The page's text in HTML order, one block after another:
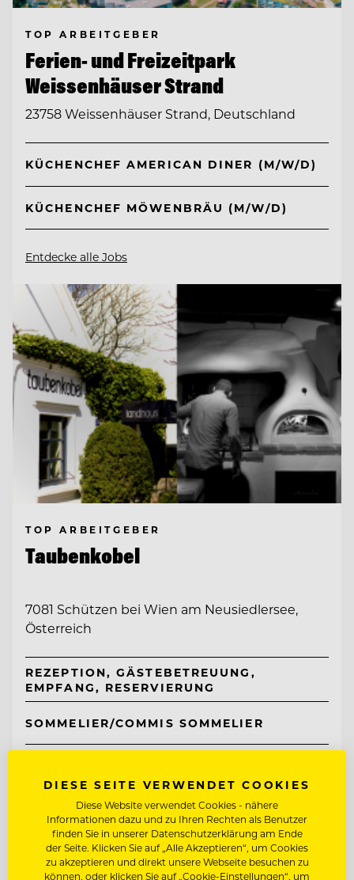
TOP ARBEITGEBER
Ferien- und Freizeitpark
Weissenhäuser Strand
23758 Weissenhäuser Strand, Deutschland
KÜCHENCHEF AMERICAN DINER (M/W/D)
KÜCHENCHEF MÖWENBRÄU (M/W/D)
Entdecke alle Jobs
TOP ARBEITGEBER
Taubenkobel
7081 Schützen bei Wien am Neusiedlersee,
Österreich
REZEPTION, GÄSTEBETREUUNG,
EMPFANG, RESERVIERUNG
SOMMELIER/COMMIS SOMMELIER
DIESE SEITE VERWENDET COOKIES
Diese Website verwendet Cookies - nähere
Informationen dazu und zu Ihren Rechten als Benutzer
finden Sie in unserer Datenschutzerklärung am Ende
der Seite. Klicken Sie auf „Alle Akzeptieren“, um Cookies
zu akzeptieren und direkt unsere Webseite besuchen zu
können, oder klicken Sie auf „Cookie-Einstellungen“, um